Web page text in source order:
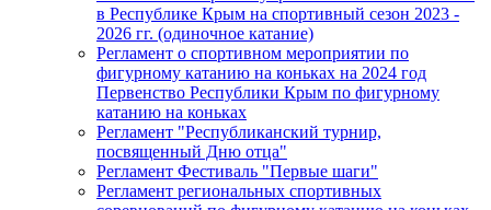
в Республике Крым на спортивный сезон 2023 -
2026 гг. (одиночное катание)
Регламент о спортивном мероприятии по
фигурному катанию на коньках на 2024 год
Первенство Республики Крым по фигурному
катанию на коньках
Регламент "Республиканский турнир,
посвященный Дню отца"
Регламент Фестиваль "Первые шаги"
Регламент региональных спортивных